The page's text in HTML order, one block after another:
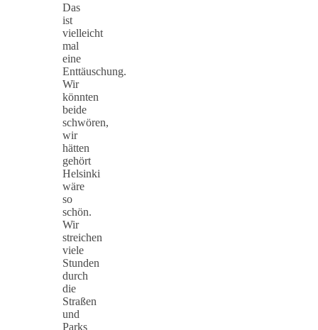
Das
ist
vielleicht
mal
eine
Enttäuschung.
Wir
könnten
beide
schwören,
wir
hätten
gehört
Helsinki
wäre
so
schön.
Wir
streichen
viele
Stunden
durch
die
Straßen
und
Parks